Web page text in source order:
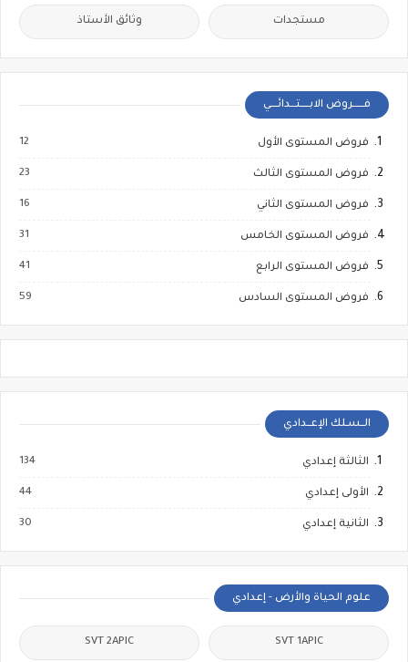
مستجدات وثائق الأستاذ
فــــــروض الابـــــتـــدائــــي
فروض المستوى الأول 12
فروض المستوى الثالث 23
فروض المستوى الثاني 16
فروض المستوى الخامس 31
فروض المستوى الرابع 41
فروض المستوى السادس 59
الــسـلك الإعــدادي
الثالثة إعدادي 134
الأولى إعدادي 44
الثانية إعدادي 30
علوم الحياة والأرض - إعدادي
SVT 1APIC
SVT 2APIC